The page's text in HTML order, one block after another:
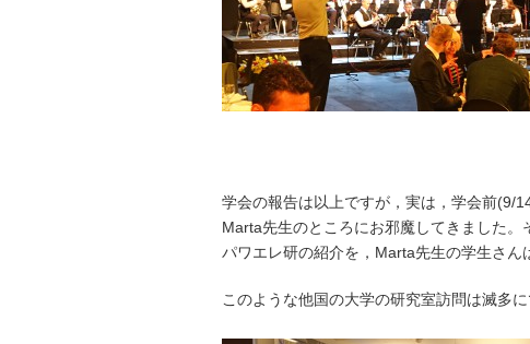
学会の報告は以上ですが，実は，学会前(9/
Marta先生のところにお邪魔してきました
パワエレ研の紹介を，Marta先生の学生さん
このような他国の大学の研究室訪問は滅多